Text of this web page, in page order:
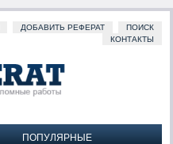
ДОБАВИТЬ РЕФЕРАТ
ПОИСК
КОНТАКТЫ
ПОПУЛЯРНЫЕ